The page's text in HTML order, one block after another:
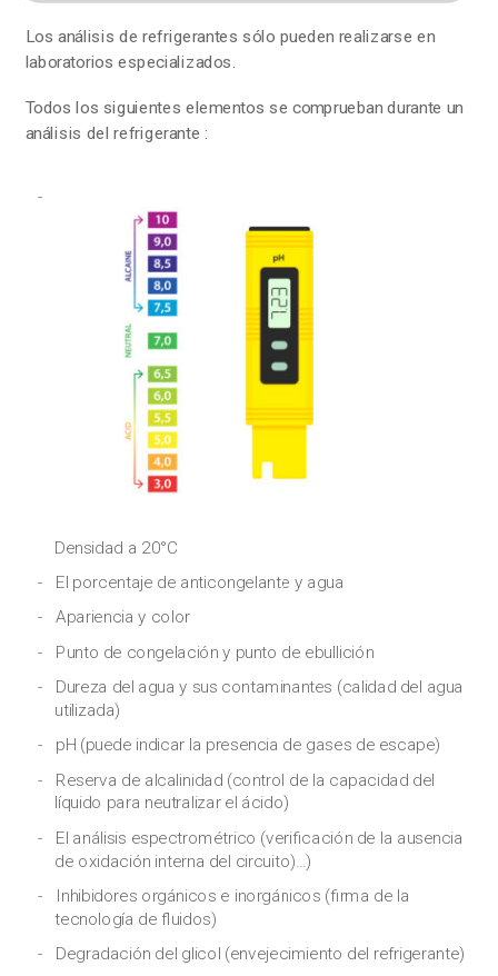
Los análisis de refrigerantes sólo pueden realizarse en
laboratorios especializados.
Todos los siguientes elementos se comprueban durante un
análisis del refrigerante :
Densidad a 20°C
El porcentaje de anticongelante y agua
Apariencia y color
Punto de congelación y punto de ebullición
Dureza del agua y sus contaminantes (calidad del agua
utilizada)
pH (puede indicar la presencia de gases de escape)
Reserva de alcalinidad (control de la capacidad del
líquido para neutralizar el ácido)
El análisis espectrométrico (verificación de la ausencia
de oxidación interna del circuito)…)
Inhibidores orgánicos e inorgánicos (firma de la
tecnología de fluidos)
Degradación del glicol (envejecimiento del refrigerante)